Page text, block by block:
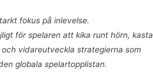
fokus på inlevelse.
för spelaren att kika runt hörn, kasta
vidareutveckla strategierna som
globala spelartopplistan.